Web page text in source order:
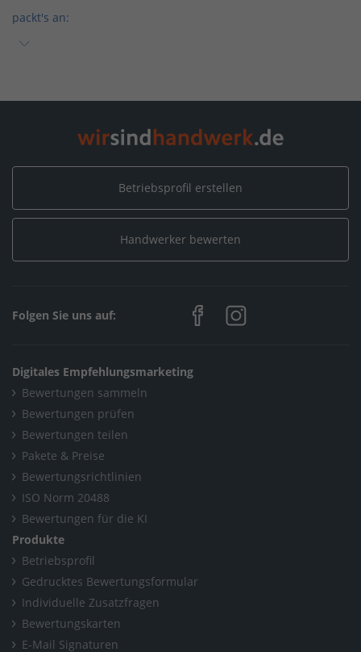
packt's an:
Saturn Haustechnik Inh. Jan Kirstein / Neuigkeiten /
Der mehrfache Skiweltcup-Gewinner Felix Neureuther
Sanitär, Heizung, Klima / Bad & Sanitär
Saturn Haustechnik Inh. Jan Kirstein / Neuigkeiten /
Der mehrfache Skiweltcup-Gewinner Felix Neureuther
packt's an:
Saturn Haustechnik Inh. Jan Kirstein Neuigkeiten
packt's an:
Home /
Sanitär, Heizung, Klima / Solar, Photovoltaik & Erneuerbare
Energien
Saturn Haustechnik Inh. Jan Kirstein
Der mehrfache Skiweltcup-Gewinner Felix Neureuther
packt's an:
Home Niepars Saturn Haustechnik Inh. Jan Kirstein
Neuigkeiten /
Der mehrfache Skiweltcup-Gewinner Felix Neureuther
Betriebsprofil erstellen
Handwerker bewerten
Folgen Sie uns auf:
Digitales Empfehlungsmarketing
Bewertungen sammeln
Bewertungen prüfen
Bewertungen teilen
Pakete & Preise
Bewertungsrichtlinien
ISO Norm 20488
Bewertungen für die KI
Produkte
Betriebsprofil
Gedrucktes Bewertungsformular
Individuelle Zusatzfragen
Bewertungskarten
E-Mail Signaturen